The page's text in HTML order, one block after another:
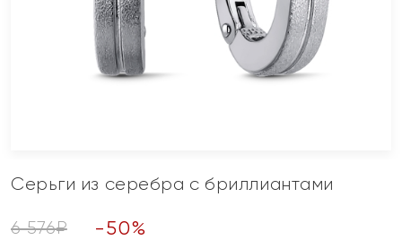
Серьги из серебра с бриллиантами
6 576₽ -50%